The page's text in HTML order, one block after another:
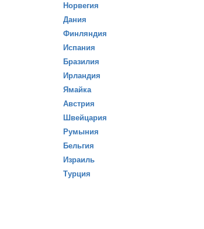
Норвегия
Дания
Финляндия
Испания
Бразилия
Ирландия
Ямайка
Австрия
Швейцария
Румыния
Бельгия
Израиль
Турция